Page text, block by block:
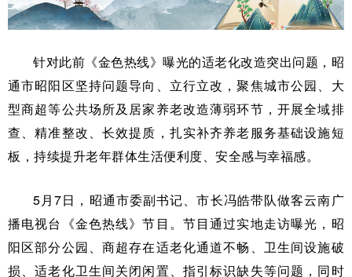
针对此前《金色热线》曝光的适老化改造突出问题，昭
通市昭阳区坚持问题导向、立行立改，聚焦城市公园、大
型商超等公共场所及居家养老改造薄弱环节，开展全域排
查、精准整改、长效提质，扎实补齐养老服务基础设施短
板，持续提升老年群体生活便利度、安全感与幸福感。
5月7日，昭通市委副书记、市长冯皓带队做客云南广
播电视台《金色热线》节目。节目通过实地走访曝光，昭
阳区部分公园、商超存在适老化通道不畅、 卫生间设施破
损、适老化卫生间关闭闲置、指引标识缺失等问题，同时